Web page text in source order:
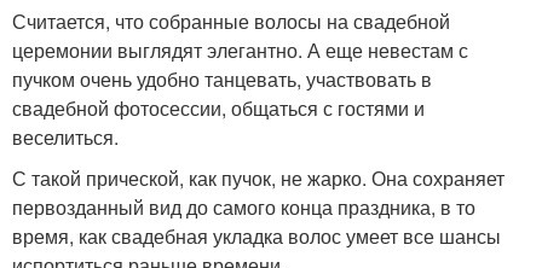
Считается, что собранные волосы на свадебной
церемонии выглядят элегантно. А еще невестам с
пучком очень удобно танцевать, участвовать в
свадебной фотосессии, общаться с гостями и
веселиться.
С такой прической, как пучок, не жарко. Она сохраняет
первозданный вид до самого конца праздника, в то
время, как свадебная укладка волос умеет все шансы